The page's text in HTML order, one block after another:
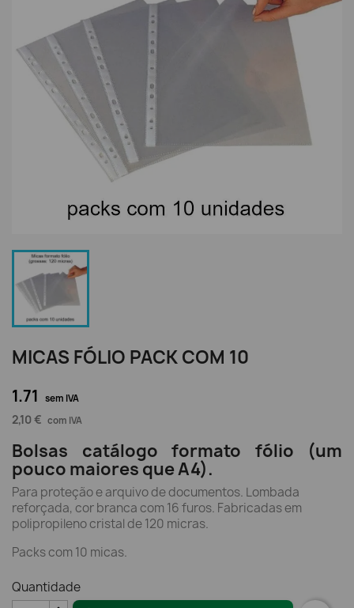
MICAS FÓLIO PACK COM 10
1.71 sem IVA
2,10 € com IVA
Bolsas catálogo formato fólio (um
pouco maiores que A4).
Para proteção e arquivo de documentos. Lombada
reforçada, cor branca com 16 furos. Fabricadas em
polipropileno cristal de 120 micras.
Packs com 10 micas.
Quantidade